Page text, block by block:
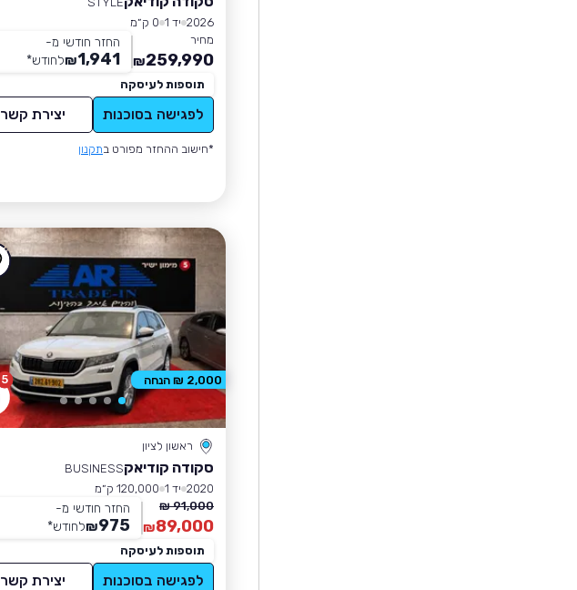
2026 יד 1
0 ק״מ
מחיר
259,990
₪
החזר חודשי מ-
1,941
₪לחודש*
תוספות לעיסקה
לפגישה בסוכנות יצירת קשר
*חישוב ההחזר מפורט בתקנון
5
ראשון לציון
סקודה קודיאקBUSINESS
2020 יד 1
120,000 ק״מ
91,000 ₪
89,000
₪
החזר חודשי מ-
975
₪לחודש*
תוספות לעיסקה
לפגישה בסוכנות יצירת קשר
2,000 ₪ הנחה